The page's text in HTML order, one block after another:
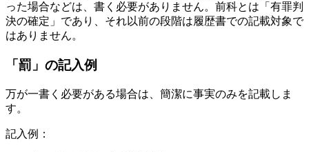
った場合などは、書く必要がありません。前科とは「有罪判
決の確定」であり、それ以前の段階は履歴書での記載対象で
はありません。
「罰」の記入例
万が一書く必要がある場合は、簡潔に事実のみを記載しま
す。
記入例：